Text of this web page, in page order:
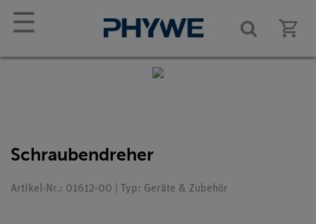
☰
Schraubendreher
Artikel-Nr.: 01612-00 | Typ: Geräte & Zubehör